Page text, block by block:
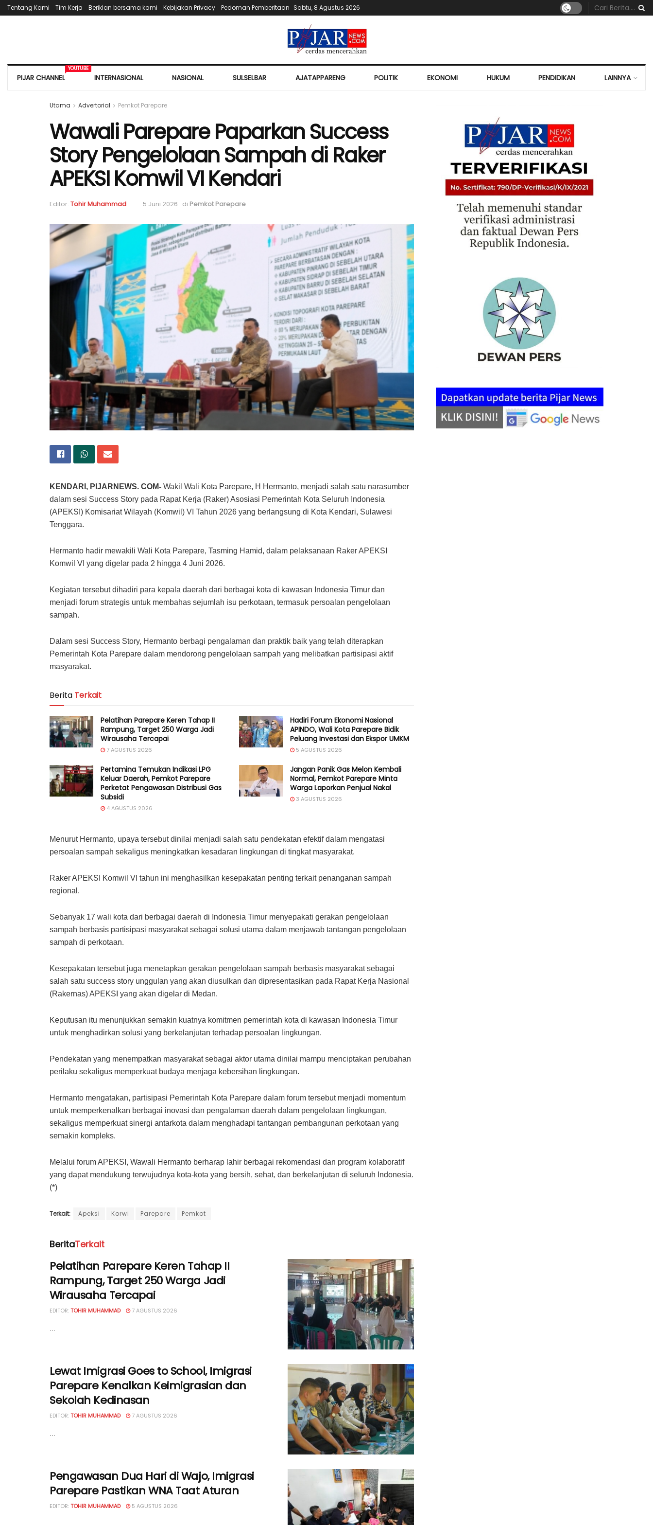
Tentang Kami Tim Kerja Beriklan bersama kami Kebijakan Privacy Pedoman Pemberitaan Sabtu, 8 Agustus 2026
PIJAR CHANNEL
YOUTUBE
INTERNASIONAL NASIONAL SULSELBAR AJATAPPARENG POLITIK EKONOMI HUKUM PENDIDIKAN LAINNYA
Utama Advertorial Pemkot Parepare
Wawali Parepare Paparkan Success
Story Pengelolaan Sampah di Raker
APEKSI Komwil VI Kendari
Editor: Tohir Muhammad 5 Juni 2026 di Pemkot Parepare
KENDARI, PIJARNEWS. COM- Wakil Wali Kota Parepare, H Hermanto, menjadi salah satu narasumber
dalam sesi Success Story pada Rapat Kerja (Raker) Asosiasi Pemerintah Kota Seluruh Indonesia
(APEKSI) Komisariat Wilayah (Komwil) VI Tahun 2026 yang berlangsung di Kota Kendari, Sulawesi
Tenggara.
Hermanto hadir mewakili Wali Kota Parepare, Tasming Hamid, dalam pelaksanaan Raker APEKSI
Komwil VI yang digelar pada 2 hingga 4 Juni 2026.
Kegiatan tersebut dihadiri para kepala daerah dari berbagai kota di kawasan Indonesia Timur dan
menjadi forum strategis untuk membahas sejumlah isu perkotaan, termasuk persoalan pengelolaan
sampah.
Dalam sesi Success Story, Hermanto berbagi pengalaman dan praktik baik yang telah diterapkan
Pemerintah Kota Parepare dalam mendorong pengelolaan sampah yang melibatkan partisipasi aktif
masyarakat.
Berita Terkait
Pelatihan Parepare Keren Tahap II
Rampung, Target 250 Warga Jadi
Wirausaha Tercapai
7 AGUSTUS 2026
Hadiri Forum Ekonomi Nasional
APINDO, Wali Kota Parepare Bidik
Peluang Investasi dan Ekspor UMKM
5 AGUSTUS 2026
Pertamina Temukan Indikasi LPG
Keluar Daerah, Pemkot Parepare
Perketat Pengawasan Distribusi Gas
Subsidi
4 AGUSTUS 2026
Jangan Panik Gas Melon Kembali
Normal, Pemkot Parepare Minta
Warga Laporkan Penjual Nakal
3 AGUSTUS 2026
Menurut Hermanto, upaya tersebut dinilai menjadi salah satu pendekatan efektif dalam mengatasi
persoalan sampah sekaligus meningkatkan kesadaran lingkungan di tingkat masyarakat.
Raker APEKSI Komwil VI tahun ini menghasilkan kesepakatan penting terkait penanganan sampah
regional.
Sebanyak 17 wali kota dari berbagai daerah di Indonesia Timur menyepakati gerakan pengelolaan
sampah berbasis partisipasi masyarakat sebagai solusi utama dalam menjawab tantangan pengelolaan
sampah di perkotaan.
Kesepakatan tersebut juga menetapkan gerakan pengelolaan sampah berbasis masyarakat sebagai
salah satu success story unggulan yang akan diusulkan dan dipresentasikan pada Rapat Kerja Nasional
(Rakernas) APEKSI yang akan digelar di Medan.
Keputusan itu menunjukkan semakin kuatnya komitmen pemerintah kota di kawasan Indonesia Timur
untuk menghadirkan solusi yang berkelanjutan terhadap persoalan lingkungan.
Pendekatan yang menempatkan masyarakat sebagai aktor utama dinilai mampu menciptakan perubahan
perilaku sekaligus memperkuat budaya menjaga kebersihan lingkungan.
Hermanto mengatakan, partisipasi Pemerintah Kota Parepare dalam forum tersebut menjadi momentum
untuk memperkenalkan berbagai inovasi dan pengalaman daerah dalam pengelolaan lingkungan,
sekaligus memperkuat sinergi antarkota dalam menghadapi tantangan pembangunan perkotaan yang
semakin kompleks.
Melalui forum APEKSI, Wawali Hermanto berharap lahir berbagai rekomendasi dan program kolaboratif
yang dapat mendukung terwujudnya kota-kota yang bersih, sehat, dan berkelanjutan di seluruh Indonesia.
(*)
Terkait: Apeksi Korwi Parepare Pemkot
BeritaTerkait
Pelatihan Parepare Keren Tahap II
Rampung, Target 250 Warga Jadi
Wirausaha Tercapai
EDITOR:TOHIR MUHAMMAD 7 AGUSTUS 2026
...
Lewat Imigrasi Goes to School, Imigrasi
Parepare Kenalkan Keimigrasian dan
Sekolah Kedinasan
EDITOR:TOHIR MUHAMMAD 7 AGUSTUS 2026
Pengawasan Dua Hari di Wajo, Imigrasi
Parepare Pastikan WNA Taat Aturan
EDITOR:TOHIR MUHAMMAD 5 AGUSTUS 2026